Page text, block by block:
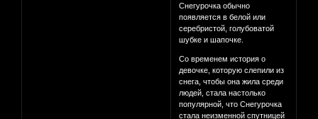
Снегурочка обычно
появляется в белой или
серебристой, голубоватой
шубке и шапочке.
Со временем история о
девочке, которую слепили из
снега, чтобы она жила среди
людей, стала настолько
популярной, что Снегурочка
стала неизменной спутницей